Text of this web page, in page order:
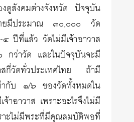
งดูสังคมต่างจังหวัด ปัจจุบัน
ทยมีประมาณ ๓๐,๐๐๐ วัด
ปีที่แล้ว วัดไม่มีเจ้าอาวาส
ว่าวัด และในปัจจุบันจะมี
สกี่วัดทั่วประเทศไทย ถ้ามี
กับ ๑/๖ ของวัดทั้งหมดใน
าอาวาส เพราะอะไรจึงไม่มี
าะไม่มีพระที่มีคุณสมบัติพอที่